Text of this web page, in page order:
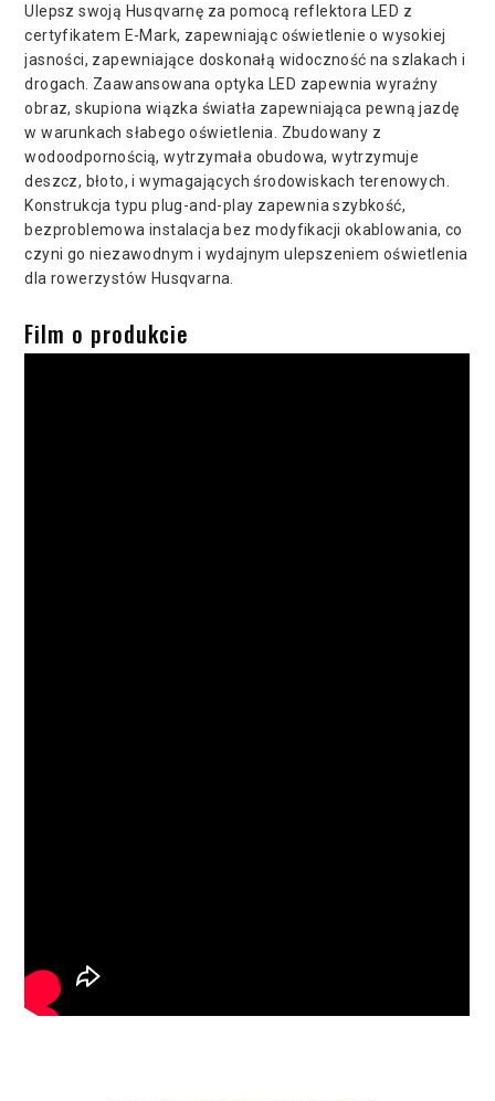
Ulepsz swoją Husqvarnę za pomocą reflektora LED z
certyfikatem E-Mark, zapewniając oświetlenie o wysokiej
jasności, zapewniające doskonałą widoczność na szlakach i
drogach. Zaawansowana optyka LED zapewnia wyraźny
obraz, skupiona wiązka światła zapewniająca pewną jazdę
w warunkach słabego oświetlenia. Zbudowany z
wodoodpornością, wytrzymała obudowa, wytrzymuje
deszcz, błoto, i wymagających środowiskach terenowych.
Konstrukcja typu plug-and-play zapewnia szybkość,
bezproblemowa instalacja bez modyfikacji okablowania, co
czyni go niezawodnym i wydajnym ulepszeniem oświetlenia
dla rowerzystów Husqvarna.
Film o produkcie